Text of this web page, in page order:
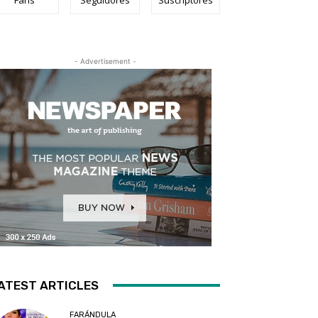
- Advertisement -
ARTICLES
FARÁNDULA